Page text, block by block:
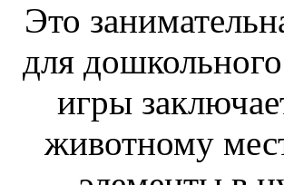
Это
для
игры
животному